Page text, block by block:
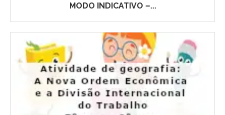
MODO INDICATIVO –...